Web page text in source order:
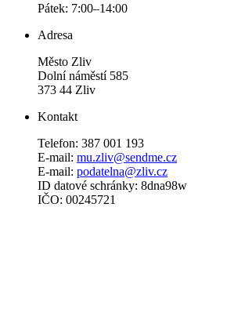
Pátek: 7:00–14:00
Adresa
Město Zliv
Dolní náměstí 585
373 44 Zliv
Kontakt
Telefon: 387 001 193
E-mail: mu.zliv@sendme.cz
E-mail: podatelna@zliv.cz
ID datové schránky: 8dna98w
IČO: 00245721